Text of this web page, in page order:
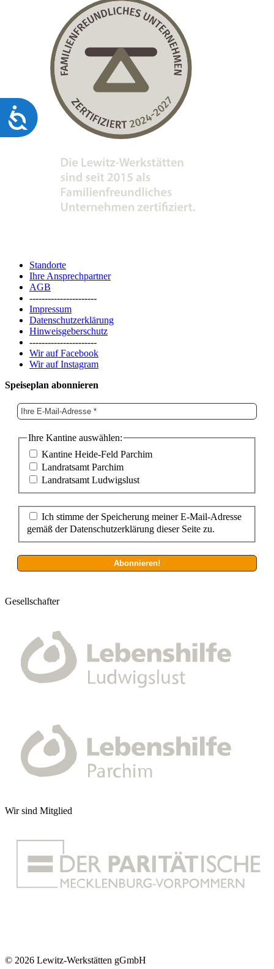
Barrierefreiheit
Standorte
Ihre Ansprechpartner
AGB
----------------------
Impressum
Datenschutzerklärung
Hinweisgeberschutz
----------------------
Wir auf Facebook
Wir auf Instagram
Speiseplan abonnieren
Ihre Kantine auswählen:
Kantine Heide-Feld Parchim
Landratsamt Parchim
Landratsamt Ludwigslust
Ich stimme der Speicherung meiner E-Mail-Adresse
gemäß der Datenschutzerklärung dieser Seite zu.
Gesellschafter
Wir sind Mitglied
© 2026 Lewitz-Werkstätten gGmbH